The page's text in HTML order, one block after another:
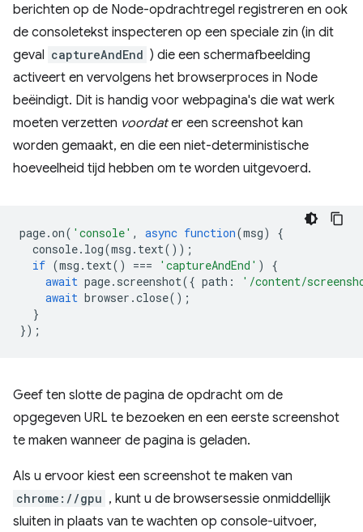
berichten op de Node-opdrachtregel registreren en ook
de consoletekst inspecteren op een speciale zin (in dit
geval captureAndEnd ) die een schermafbeelding
activeert en vervolgens het browserproces in Node
beëindigt. Dit is handig voor webpagina's die wat werk
moeten verzetten voordater een screenshot kan
worden gemaakt, en die een niet-deterministische
hoeveelheid tijd hebben om te worden uitgevoerd.
page.on( 'console' , async function(msg)
{
console. log(msg . text());
if (msg . text() === 'captureAndEnd' )
{
await page. screenshot({ path :
'/content/
await browser .close();
}
});
Geef ten slotte de pagina de opdracht om de
opgegeven URL te bezoeken en een eerste screenshot
te maken wanneer de pagina is geladen.
Als u ervoor kiest een screenshot te maken van
chrome://gpu , kunt u de browsersessie onmiddellijk
sluiten in plaats van te wachten op console-uitvoer,